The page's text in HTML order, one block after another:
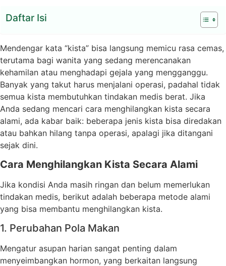
Daftar Isi
Mendengar kata “kista” bisa langsung memicu rasa cemas,
terutama bagi wanita yang sedang merencanakan
kehamilan atau menghadapi gejala yang mengganggu.
Banyak yang takut harus menjalani operasi, padahal tidak
semua kista membutuhkan tindakan medis berat. Jika
Anda sedang mencari cara menghilangkan kista secara
alami, ada kabar baik: beberapa jenis kista bisa diredakan
atau bahkan hilang tanpa operasi, apalagi jika ditangani
sejak dini.
Cara Menghilangkan Kista Secara Alami
Jika kondisi Anda masih ringan dan belum memerlukan
tindakan medis, berikut adalah beberapa metode alami
yang bisa membantu menghilangkan kista.
1. Perubahan Pola Makan
Mengatur asupan harian sangat penting dalam
menyeimbangkan hormon, yang berkaitan langsung